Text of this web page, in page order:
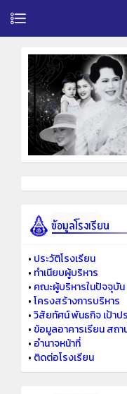
• ประวัติโรงเรียน
• ทำเนียบผู้บริหาร
• คณะผู้บริหารในปัจจุบัน
•โครงสร้างการบริหาร
•วิสัยทัศน์ พันธกิจ เป้า
• ข้อมูลอาคารเรียน สถา
• อำนาจหน้าที่
• ติดต่อโรงเรียน